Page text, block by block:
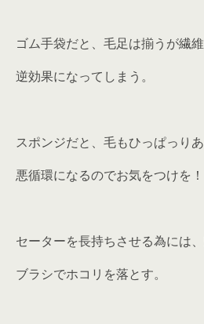
ゴム手袋だと、毛足は揃うが繊
逆効果になってしまう。
スポンジだと、毛もひっぱっりあ
悪循環になるのでお気をつけを！
セーターを長持ちさせる為には
ブラシでホコリを落とす。